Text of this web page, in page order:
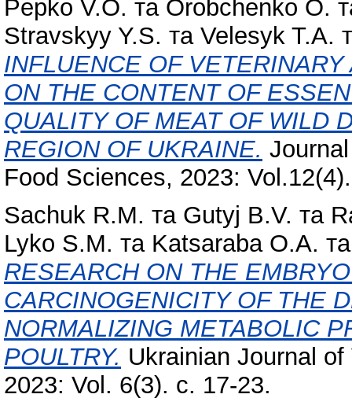
Pepko V.O. та Orobchenko O.
Stravskyy Y.S. та Velesyk T.A.
INFLUENCE OF
ON THE CONTENT OF
QUALITY OF MEAT OF WILD
REGION OF UKRAINE.
Food Sciences, 2023: Vol.12(4).
Sachuk R.M. та Gutyj B.V. та
Lyko S.M. та Katsaraba O.A.
RESEARCH ON THE
CARCINOGENICITY OF THE
NORMALIZING METABOLIC
POULTRY. Ukrainian Journal
2023: Vol. 6(3). с. 17-23.